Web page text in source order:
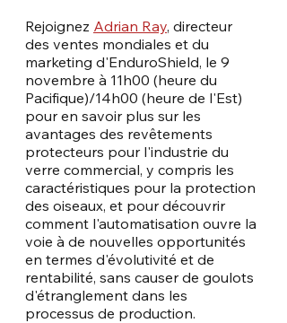
Rejoignez Adrian Ray, directeur
des ventes mondiales et du
marketing d'EnduroShield, le 9
novembre à 11h00 (heure du
Pacifique)/14h00 (heure de l'Est)
pour en savoir plus sur les
avantages des revêtements
protecteurs pour l'industrie du
verre commercial, y compris les
caractéristiques pour la protection
des oiseaux, et pour découvrir
comment l'automatisation ouvre la
voie à de nouvelles opportunités
en termes d'évolutivité et de
rentabilité, sans causer de goulots
d'étranglement dans les
processus de production.